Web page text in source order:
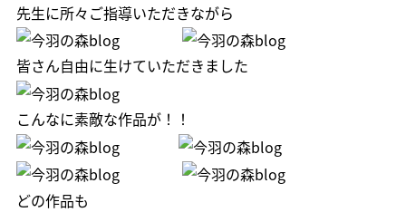
先生に所々ご指導いただきながら
皆さん自由に生けていただきました
こんなに素敵な作品が！！
どの作品も